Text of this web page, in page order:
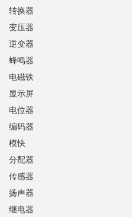
转换器
变压器
逆变器
蜂鸣器
电磁铁
显示屏
电位器
编码器
模快
分配器
传感器
扬声器
继电器